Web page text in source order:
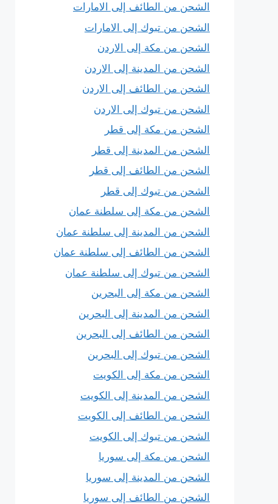
الشحن من الطائف إلى الامارات
الشحن من تبوك إلى الامارات
الشحن من مكة إلى الاردن
الشحن من المدينة إلى الاردن
الشحن من الطائف إلى الاردن
الشحن من تبوك إلى الاردن
الشحن من مكة إلى قطر
الشحن من المدينة إلى قطر
الشحن من الطائف إلى قطر
الشحن من تبوك إلى قطر
الشحن من مكة إلى سلطنة عمان
الشحن من المدينة إلى سلطنة عمان
الشحن من الطائف إلى سلطنة عمان
الشحن من تبوك إلى سلطنة عمان
الشحن من مكة إلى البحرين
الشحن من المدينة إلى البحرين
الشحن من الطائف إلى البحرين
الشحن من تبوك إلى البحرين
الشحن من مكة إلى الكويت
الشحن من المدينة إلى الكويت
الشحن من الطائف إلى الكويت
الشحن من تبوك إلى الكويت
الشحن من مكة إلى سوريا
الشحن من المدينة إلى سوريا
الشحن من الطائف إلى سوريا